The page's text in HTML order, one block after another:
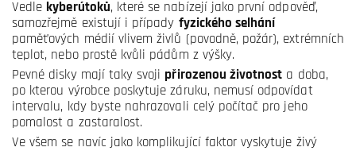
Vedle kyberútoků, které se nabízejí jako první odpověď,
samozřejmě existují i případy fyzického selhání
paměťových médií vlivem živlů (povodně, požár), extrémních
teplot, nebo prostě kvůli pádům z výšky.
Pevné disky mají taky svoji přirozenou životnost a doba,
po kterou výrobce poskytuje záruku, nemusí odpovídat
intervalu, kdy byste nahrazovali celý počítač pro jeho
pomalost a zastaralost.
Ve všem se navíc jako komplikující faktor vyskytuje živý